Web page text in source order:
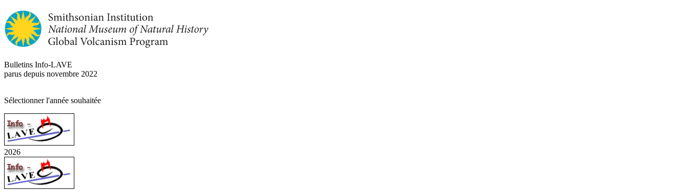
Bulletins Info-LAVE
parus depuis novembre 2022
Sélectionner l'année souhaitée
2026